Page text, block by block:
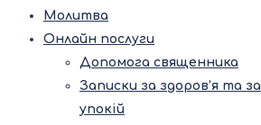
Молитва
Онлайн послуги
Допомога священника
Записки за здоров’я та за
упокій